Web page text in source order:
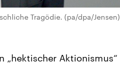
Tragödie. (pa/dpa/Jensen)
„hektischer Aktionismus“